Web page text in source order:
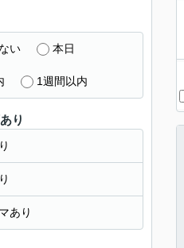
い 本日
1週間以内
り
あり